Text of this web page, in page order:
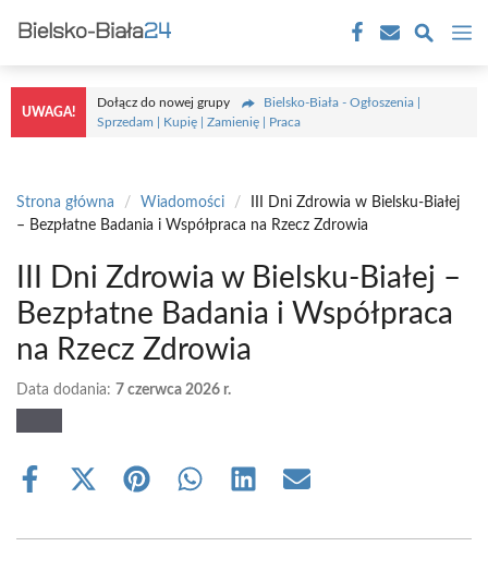
treści
UWAGA!
Dołącz do nowej grupy
Bielsko-Biała - Ogłoszenia |
Sprzedam | Kupię | Zamienię | Praca
Strona główna / Wiadomości /
III Dni Zdrowia w Bielsku-Białej
– Bezpłatne Badania i Współpraca na Rzecz Zdrowia
III Dni Zdrowia w Bielsku-Białej –
Bezpłatne Badania i Współpraca
na Rzecz Zdrowia
Data dodania: 7 czerwca 2026 r.
Share
Share
(Twitter)
Share Share Share Share